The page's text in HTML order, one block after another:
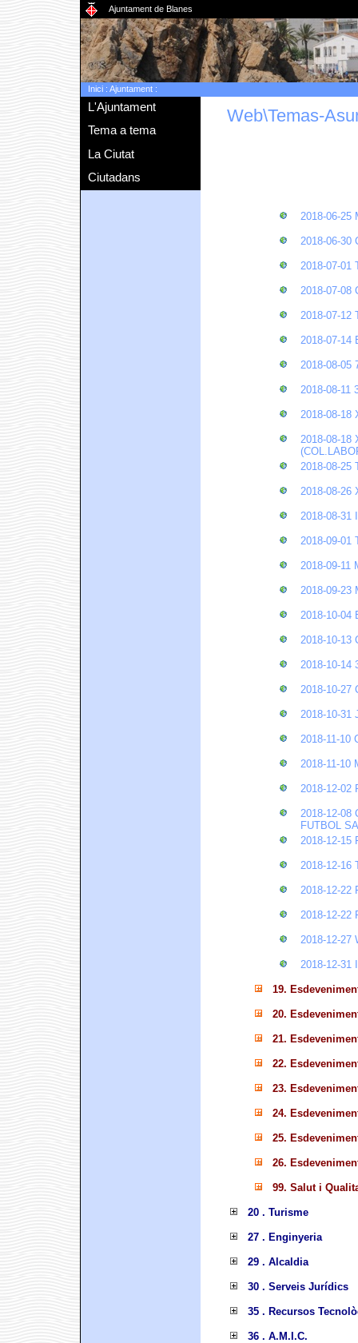
Ajuntament de Blanes
Inici: Ajuntament:
L'Ajuntament
Tema a tema
La Ciutat
Ciutadans
Web\Temas-
2018-06-25
2018-06-30
2018-07-01
2018-07-08
2018-07-12
2018-07-14
2018-08-05
2018-08-11
2018-08-18
2018-08-18
2018-08-25
2018-08-26
2018-08-31
2018-09-01
2018-09-11
2018-09-23
2018-10-04
2018-10-13
2018-10-14
2018-10-27
2018-10-31
2018-11-10
2018-11-10
2018-12-02
2018-12-08
FUTBOL
2018-12-15
2018-12-16
2018-12-22
2018-12-22
2018-12-27
2018-12-31
19.
20.
21.
22.
23.
24.
25.
26.
99. Salut i
20 . Turisme
27 . Enginyeria
29 . Alcaldia
30 . Serveis Jurídics
35 . Recursos
36 . A.M.I.C.